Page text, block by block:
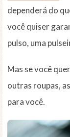
dependerá do
você quiser
pulso, uma
Mas se você
outras roupas,
para você.